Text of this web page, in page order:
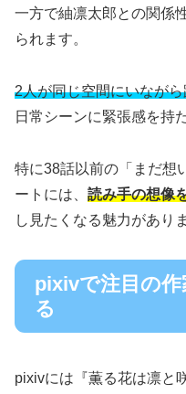
一方で紬凛太郎との関係
られます。
2人が同じ空間にいなが
日常シーンに緊張感を持
特に38話以前の「まだ想
ートには、 読み手の想像
し見たくなる魅力があり
pixivで注目の
る
pixivには『薫る花は凛と